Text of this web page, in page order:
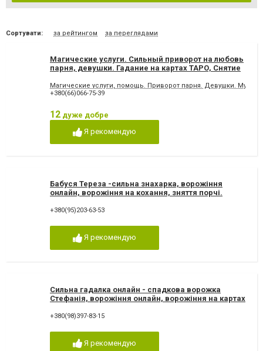
Сортувати: за рейтингом за переглядами
Магические услуги. Сильный приворот на любовь
парня, девушки. Гадание на картах ТАРО, Снятие
фотографии, Черное венчание, Кладбищенский
приворот
Магические услуги, помощь. Приворот парня. Девушки. Мужа.
+380(66)066-75-39
12 дуже добре
Я рекомендую
Бабуся Тереза -сильна знахарка, ворожіння
онлайн, ворожіння на кохання, зняття порчі.
+380(95)203-63-53
Я рекомендую
Сильна гадалка онлайн - спадкова ворожка
Стефанія, ворожіння онлайн, ворожіння на картах
+380(98)397-83-15
Я рекомендую